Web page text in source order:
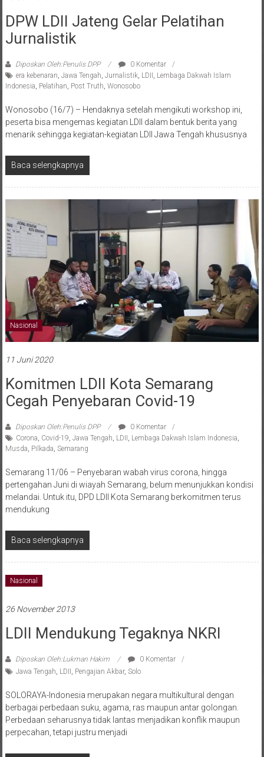
DPW LDII Jateng Gelar Pelatihan
Jurnalistik
Diposkan Oleh:Penulis DPP
0 Komentar
era kebenaran, Jawa Tengah, Jurnalistik, LDII , Lembaga Dakwah Islam
Indonesia, Pelatihan, Post Truth, Wonosobo
Wonosobo (16/7) – Hendaknya setelah mengikuti workshop ini,
peserta bisa mengemas kegiatan LDII dalam bentuk berita yang
menarik sehingga kegiatan-kegiatan LDII Jawa Tengah khususnya
Baca selengkapnya
Nasional
11 Juni 2020
Komitmen LDII Kota Semarang
Cegah Penyebaran Covid-19
Diposkan Oleh:Penulis DPP
0 Komentar
Corona, Covid-19, Jawa Tengah, LDII , Lembaga Dakwah Islam Indonesia,
Musda, Pilkada, Semarang
Semarang 11/06 – Penyebaran wabah virus corona, hingga
pertengahan Juni di wiayah Semarang, belum menunjukkan kondisi
melandai. Untuk itu, DPD LDII Kota Semarang berkomitmen terus
mendukung
Baca selengkapnya
Nasional
26 November 2013
LDII Mendukung Tegaknya NKRI
Diposkan Oleh:Lukman Hakim
0 Komentar
Jawa Tengah, LDII , Pengajian Akbar, Solo
SOLORAYA-Indonesia merupakan negara multikultural dengan
berbagai perbedaan suku, agama, ras maupun antar golongan.
Perbedaan seharusnya tidak lantas menjadikan konflik maupun
perpecahan, tetapi justru menjadi